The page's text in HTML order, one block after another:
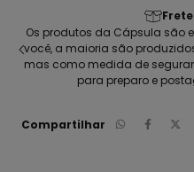
Os produtos da Cápsula são
você, a maioria são
mas como medida de
para preparo e
Compartilhar